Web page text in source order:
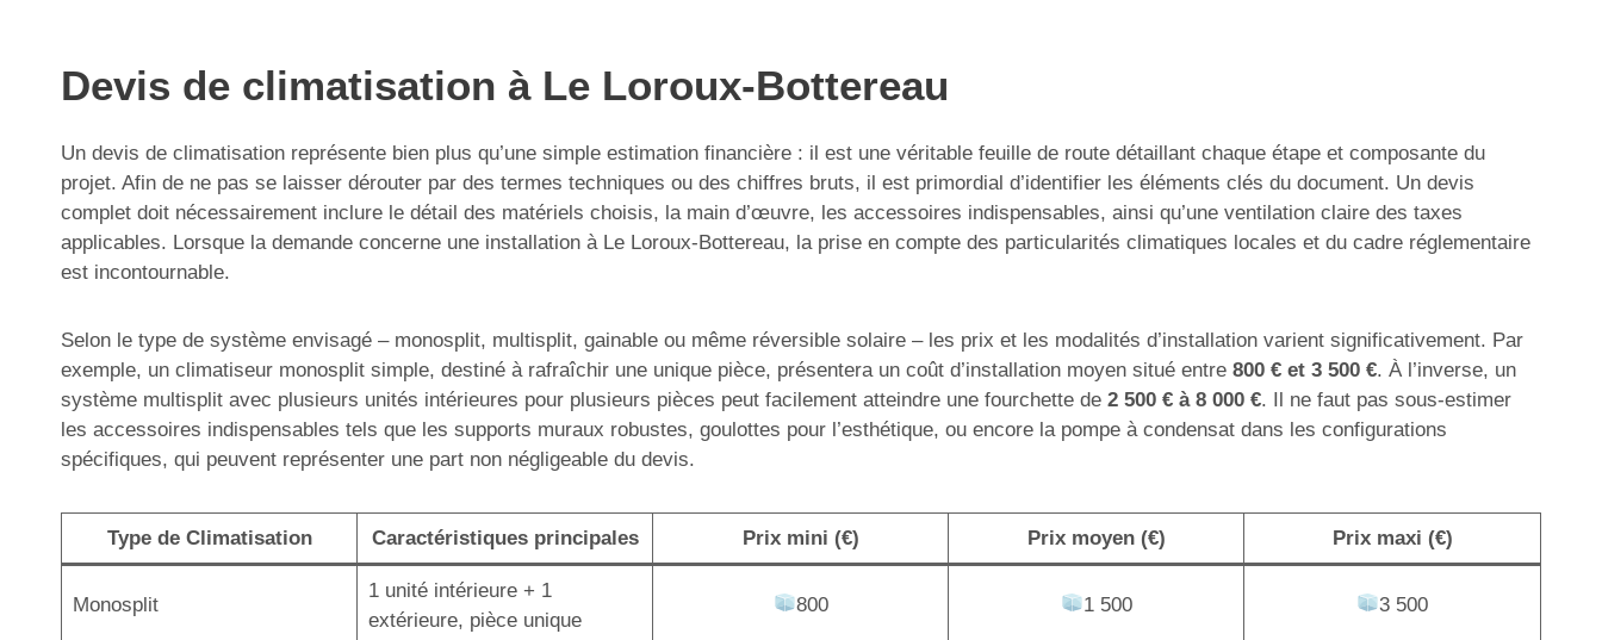
Devis de climatisation à Le Loroux-Bottereau
Un devis de climatisation représente bien plus qu’une simple estimation financière : il est une véritable feuille de route détaillant chaque étape et composante du
projet. Afin de ne pas se laisser dérouter par des termes techniques ou des chiffres bruts, il est primordial d’identifier les éléments clés du document. Un devis
complet doit nécessairement inclure le détail des matériels choisis, la main d’œuvre, les accessoires indispensables, ainsi qu’une ventilation claire des taxes
applicables. Lorsque la demande concerne une installation à Le Loroux-Bottereau, la prise en compte des particularités climatiques locales et du cadre réglementaire
est incontournable.
Selon le type de système envisagé – monosplit, multisplit, gainable ou même réversible solaire – les prix et les modalités d’installation varient significativement. Par
exemple, un climatiseur monosplit simple, destiné à rafraîchir une unique pièce, présentera un coût d’installation moyen situé entre 800 € et 3 500 €. À l’inverse, un
système multisplit avec plusieurs unités intérieures pour plusieurs pièces peut facilement atteindre une fourchette de 2 500 € à 8 000 €. Il ne faut pas sous-estimer
les accessoires indispensables tels que les supports muraux robustes, goulottes pour l’esthétique, ou encore la pompe à condensat dans les configurations
spécifiques, qui peuvent représenter une part non négligeable du devis.
Type de Climatisation Caractéristiques principales Prix mini (€) Prix moyen (€) Prix maxi (€)
Monosplit
1 unité intérieure + 1
extérieure, pièce unique
800 1 500 3 500